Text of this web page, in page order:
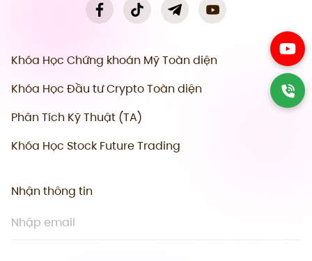
Khóa Học Chứng khoán Mỹ Toàn diện
Khóa Học Đầu tư Crypto Toàn diện
Phân Tích Kỹ Thuật (TA)
Khóa Học Stock Future Trading
Nhận thông tin